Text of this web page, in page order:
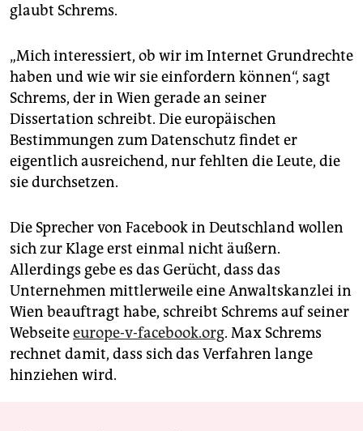
glaubt Schrems.
„Mich interessiert, ob wir im Internet Grundrechte
haben und wie wir sie einfordern können“, sagt
Schrems, der in Wien gerade an seiner
Dissertation schreibt. Die europäischen
Bestimmungen zum Datenschutz findet er
eigentlich ausreichend, nur fehlten die Leute, die
sie durchsetzen.
Die Sprecher von Facebook in Deutschland wollen
sich zur Klage erst einmal nicht äußern.
Allerdings gebe es das Gerücht, dass das
Unternehmen mittlerweile eine Anwaltskanzlei in
Wien beauftragt habe, schreibt Schrems auf seiner
Webseiteeurope-v-facebook.org. Max Schrems
rechnet damit, dass sich das Verfahren lange
hinziehen wird.